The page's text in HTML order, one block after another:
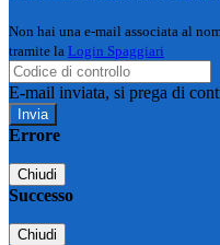
Non hai una e-mail associata al
tramite la Login Spaggiari
E-mail inviata, si prega di
Errore
Chiudi
Successo
Chiudi